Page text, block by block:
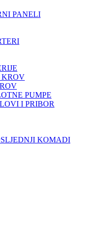
PANELI
PUMPE
I PRIBOR
KOMADI